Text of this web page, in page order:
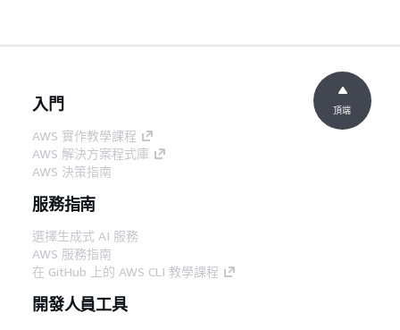
入門
AWS 實作教學課程
AWS 解決方案程式庫
AWS 決策指南
服務指南
選擇生成式 AI 服務
AWS 服務指南
在 GitHub 上的 AWS CLI 教學課程
開發人員工具
頂端